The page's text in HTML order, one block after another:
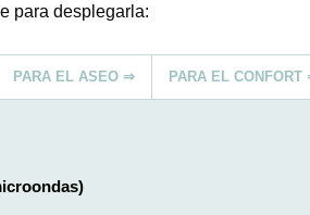
para desplegarla:
PARA EL ASEO ⇒ PARA EL CONFORT